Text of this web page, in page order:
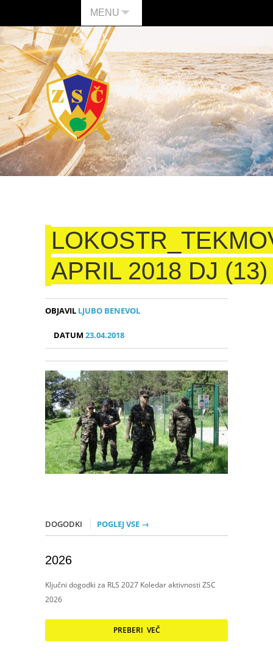
MENU
APRIL 2018 DJ (13)
OBJAVIL LJUBO BENEVOL
DATUM23.04.2018
DOGODKI POGLEJ VSE →
2026
Ključni dogodki za RLS 2027 Koledar aktivnosti ZSC
2026
PREBERI VEČ